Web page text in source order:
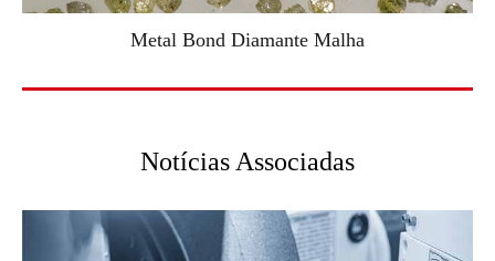
Metal Bond Diamante Malha
Notícias Associadas